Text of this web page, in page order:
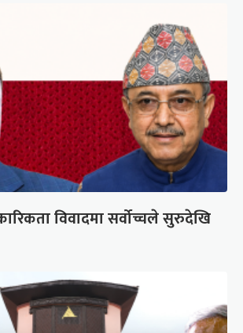
विवादमा सर्वोच्चले सुरुदेखि